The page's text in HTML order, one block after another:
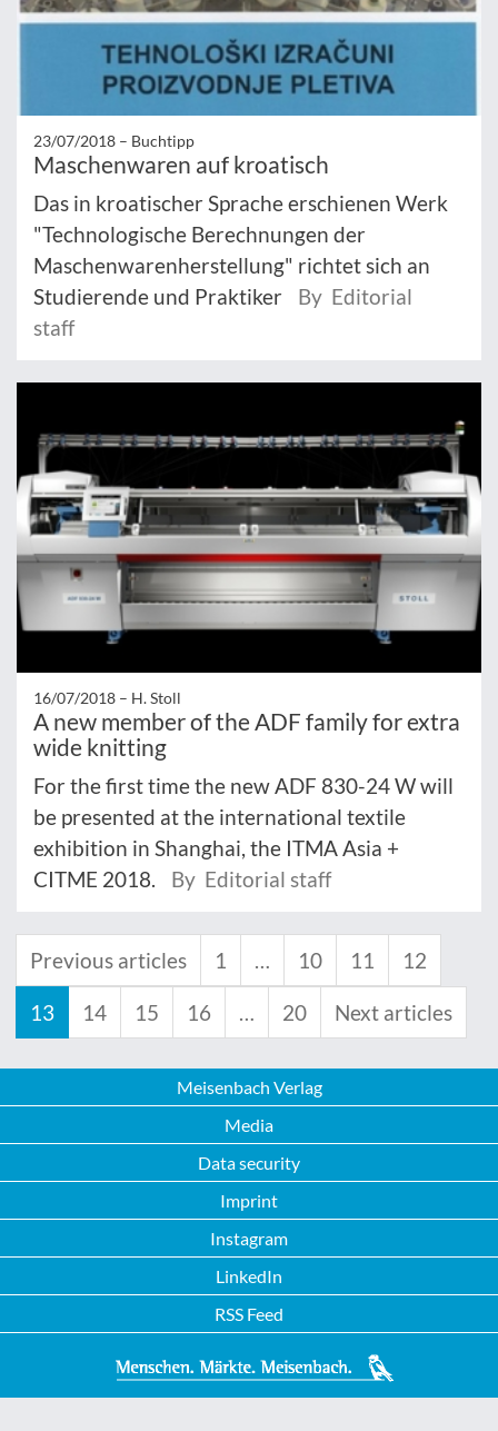
23/07/2018 – Buchtipp
Maschenwaren auf kroatisch
Das in kroatischer Sprache erschienen Werk
"Technologische Berechnungen der
Maschenwarenherstellung" richtet sich an
Studierende und Praktiker
By Editorial
staff
16/07/2018 – H. Stoll
A new member of the ADF family for extra
wide knitting
For the first time the new ADF 830-24 W will
be presented at the international textile
exhibition in Shanghai, the ITMA Asia +
CITME 2018.
By Editorial staff
Previous articles 1 … 10 11 12
13 14 15 16 … 20 Next articles
Meisenbach Verlag
Media
Data security
Imprint
Instagram
LinkedIn
RSS Feed